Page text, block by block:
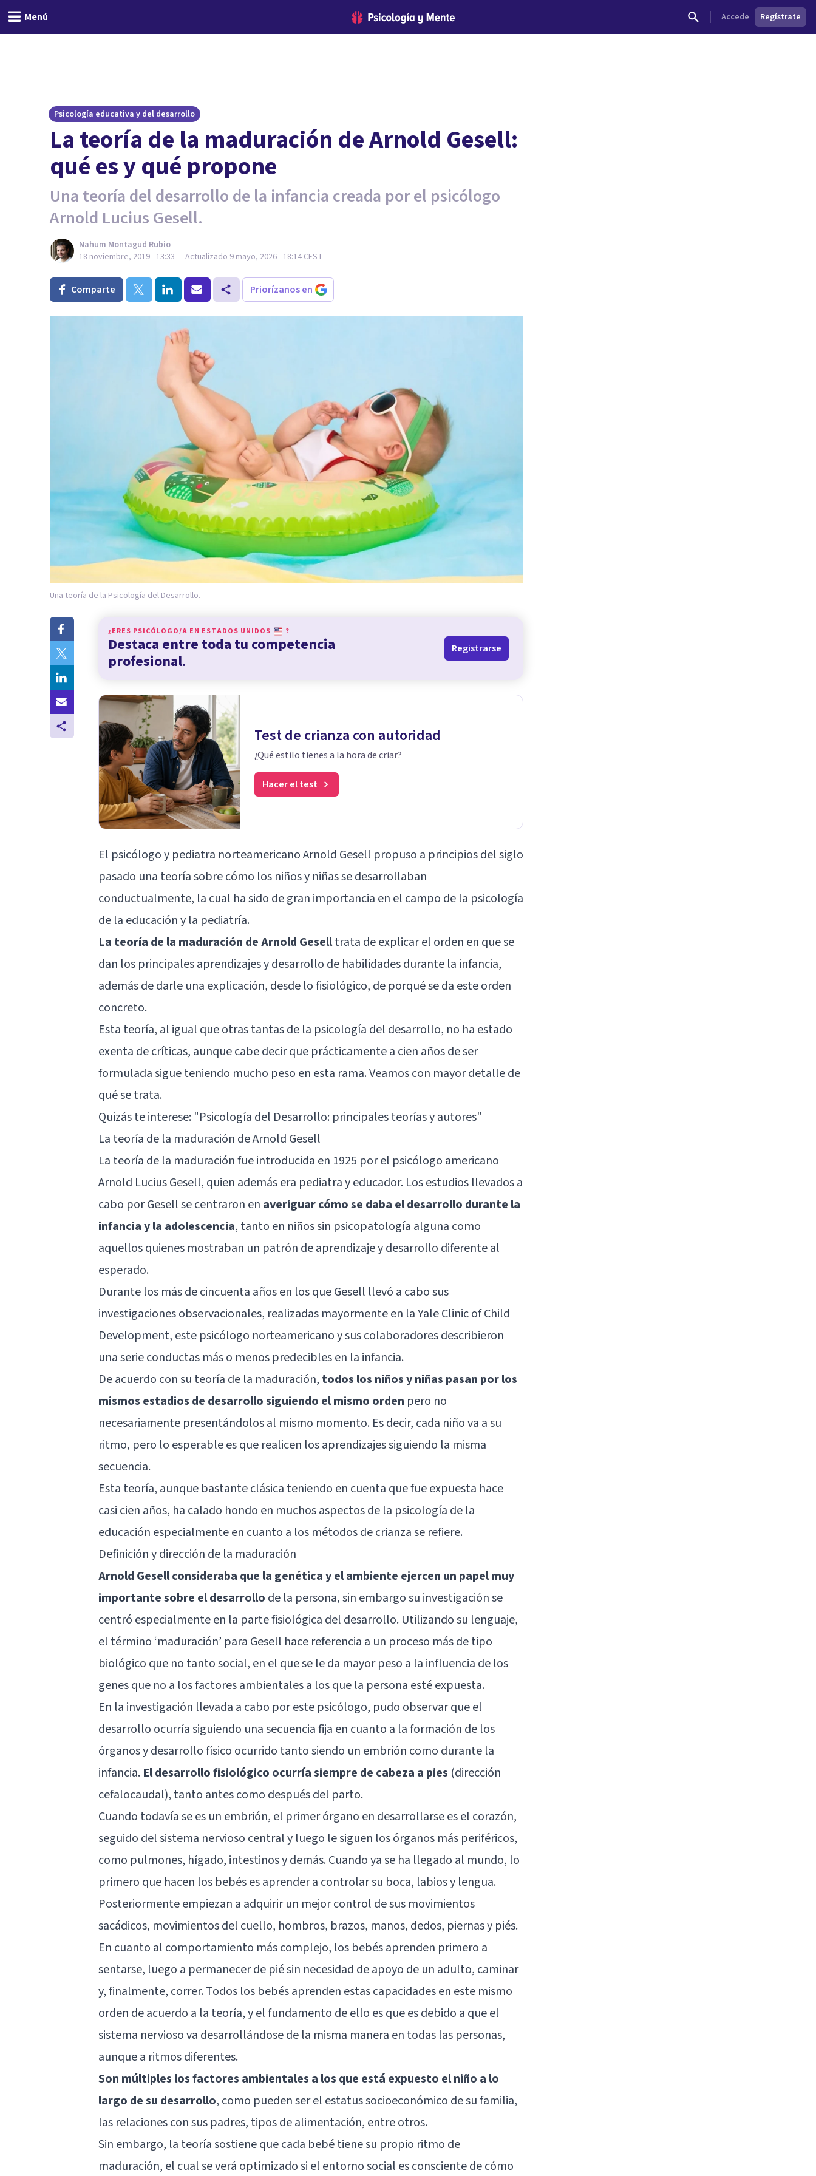
Menú Accede Regístrate
Psicología educativa y del desarrollo
La teoría de la maduración de Arnold Gesell:
qué es y qué propone
Una teoría del desarrollo de la infancia creada por el psicólogo
Arnold Lucius Gesell.
Nahum Montagud Rubio
18 noviembre, 2019 - 13:33 — Actualizado 9 mayo, 2026 - 18:14 CEST
Comparte Priorízanos en
Una teoría de la Psicología del Desarrollo.
¿ERES PSICÓLOGO/A EN ESTADOS UNIDOS ?
Destaca entre toda tu competencia
profesional.
Registrarse
Test de crianza con autoridad
¿Qué estilo tienes a la hora de criar?
Hacer el test
El psicólogo y pediatra norteamericano Arnold Gesell propuso a principios del siglo
pasado una teoría sobre cómo los niños y niñas se desarrollaban
conductualmente, la cual ha sido de gran importancia en el campo de la psicología
de la educación y la pediatría.
La teoría de la maduración de Arnold Geselltrata de explicar el orden en que se
dan los principales aprendizajes y desarrollo de habilidades durante la infancia,
además de darle una explicación, desde lo fisiológico, de porqué se da este orden
concreto.
Esta teoría, al igual que otras tantas de la psicología del desarrollo, no ha estado
exenta de críticas, aunque cabe decir que prácticamente a cien años de ser
formulada sigue teniendo mucho peso en esta rama. Veamos con mayor detalle de
qué se trata.
Quizás te interese: "Psicología del Desarrollo: principales teorías y autores"
La teoría de la maduración de Arnold Gesell
La teoría de la maduración fue introducida en 1925 por el psicólogo americano
Arnold Lucius Gesell, quien además era pediatra y educador. Los estudios llevados a
cabo por Gesell se centraron en averiguar cómo se daba el desarrollo durante la
infancia y la adolescencia, tanto en niños sin psicopatología alguna como
aquellos quienes mostraban un patrón de aprendizaje y desarrollo diferente al
esperado.
Durante los más de cincuenta años en los que Gesell llevó a cabo sus
investigaciones observacionales, realizadas mayormente en la Yale Clinic of Child
Development, este psicólogo norteamericano y sus colaboradores describieron
una serie conductas más o menos predecibles en la infancia.
De acuerdo con su teoría de la maduración, todos los niños y niñas pasan por los
mismos estadios de desarrollo siguiendo el mismo orden pero no
necesariamente presentándolos al mismo momento. Es decir, cada niño va a su
ritmo, pero lo esperable es que realicen los aprendizajes siguiendo la misma
secuencia.
Esta teoría, aunque bastante clásica teniendo en cuenta que fue expuesta hace
casi cien años, ha calado hondo en muchos aspectos de la psicología de la
educación especialmente en cuanto a los métodos de crianza se refiere.
Definición y dirección de la maduración
Arnold Gesell consideraba que la genética y el ambiente ejercen un papel muy
importante sobre el desarrollo de la persona, sin embargo su investigación se
centró especialmente en la parte fisiológica del desarrollo. Utilizando su lenguaje,
el término ‘maduración’ para Gesell hace referencia a un proceso más de tipo
biológico que no tanto social, en el que se le da mayor peso a la influencia de los
genes que no a los factores ambientales a los que la persona esté expuesta.
En la investigación llevada a cabo por este psicólogo, pudo observar que el
desarrollo ocurría siguiendo una secuencia fija en cuanto a la formación de los
órganos y desarrollo físico ocurrido tanto siendo un embrión como durante la
infancia. El desarrollo fisiológico ocurría siempre de cabeza a pies (dirección
cefalocaudal), tanto antes como después del parto.
Cuando todavía se es un embrión, el primer órgano en desarrollarse es el corazón,
seguido del sistema nervioso central y luego le siguen los órganos más periféricos,
como pulmones, hígado, intestinos y demás. Cuando ya se ha llegado al mundo, lo
primero que hacen los bebés es aprender a controlar su boca, labios y lengua.
Posteriormente empiezan a adquirir un mejor control de sus movimientos
sacádicos, movimientos del cuello, hombros, brazos, manos, dedos, piernas y piés.
En cuanto al comportamiento más complejo, los bebés aprenden primero a
sentarse, luego a permanecer de pié sin necesidad de apoyo de un adulto, caminar
y, finalmente, correr. Todos los bebés aprenden estas capacidades en este mismo
orden de acuerdo a la teoría, y el fundamento de ello es que es debido a que el
sistema nervioso va desarrollándose de la misma manera en todas las personas,
aunque a ritmos diferentes.
Son múltiples los factores ambientales a los que está expuesto el niño a lo
largo de su desarrollo, como pueden ser el estatus socioeconómico de su familia,
las relaciones con sus padres, tipos de alimentación, entre otros.
Sin embargo, la teoría sostiene que cada bebé tiene su propio ritmo de
maduración, el cual se verá optimizado si el entorno social es consciente de cómo